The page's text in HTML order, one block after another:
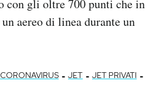
con gli oltre 700 punti che in
aereo di linea durante un
CORONAVIRUS - JET - JET PRIVATI -